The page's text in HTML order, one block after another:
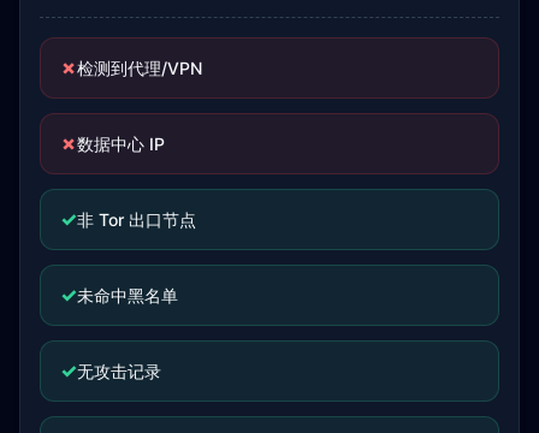
✗检测到代理/VPN
✗数据中心 IP
✓非 Tor 出口节点
✓未命中黑名单
✓无攻击记录